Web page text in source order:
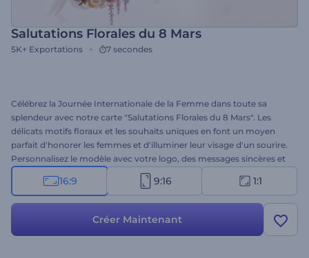
Salutations Florales du 8 Mars
5K+ Exportations 7 secondes
Célébrez la Journée Internationale de la Femme dans toute sa
splendeur avec notre carte "Salutations Florales du 8 Mars". Les
délicats motifs floraux et les souhaits uniques en font un moyen
parfait d'honorer les femmes et d'illuminer leur visage d'un sourire.
Personnalisez le modèle avec votre logo, des messages sincères et
une musique joyeuse pour partager amour et reconnaissance avec
toutes les femmes de votre vie. Que ce soit pour un usage
inoubliables et encore plus spéciales. Créez maintenant !
16:9 9:16 1:1
Créer Maintenant